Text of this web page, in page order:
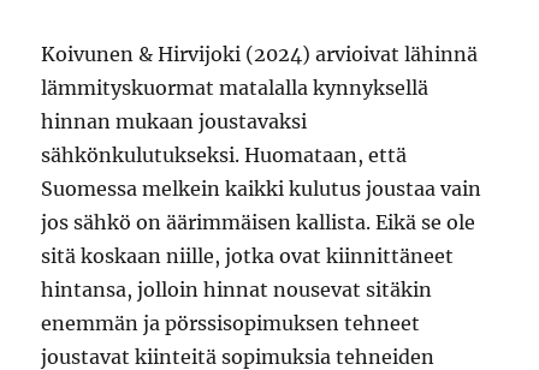
Koivunen & Hirvijoki (2024) arvioivat lähinnä
lämmityskuormat matalalla kynnyksellä
hinnan mukaan joustavaksi
sähkönkulutukseksi. Huomataan, että
Suomessa melkein kaikki kulutus joustaa vain
jos sähkö on äärimmäisen kallista. Eikä se ole
sitä koskaan niille, jotka ovat kiinnittäneet
hintansa, jolloin hinnat nousevat sitäkin
enemmän ja pörssisopimuksen tehneet
joustavat kiinteitä sopimuksia tehneiden